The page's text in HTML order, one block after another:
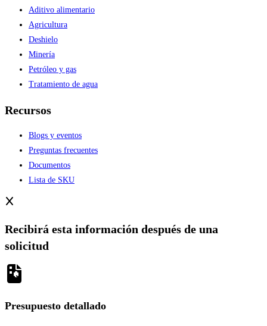
Aditivo alimentario
Agricultura
Deshielo
Minería
Petróleo y gas
Tratamiento de agua
Recursos
Blogs y eventos
Preguntas frecuentes
Documentos
Lista de SKU
Recibirá esta información después de una
solicitud
Presupuesto detallado